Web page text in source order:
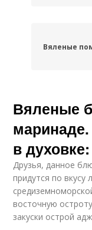
Вяленые
Вяленые
Вяленые
Вяленые
в
Друзья, данное
придутся по
восточную
закуски острой